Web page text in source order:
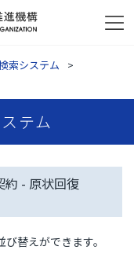
索システム
テム
約 - 原状回復
替えができます。